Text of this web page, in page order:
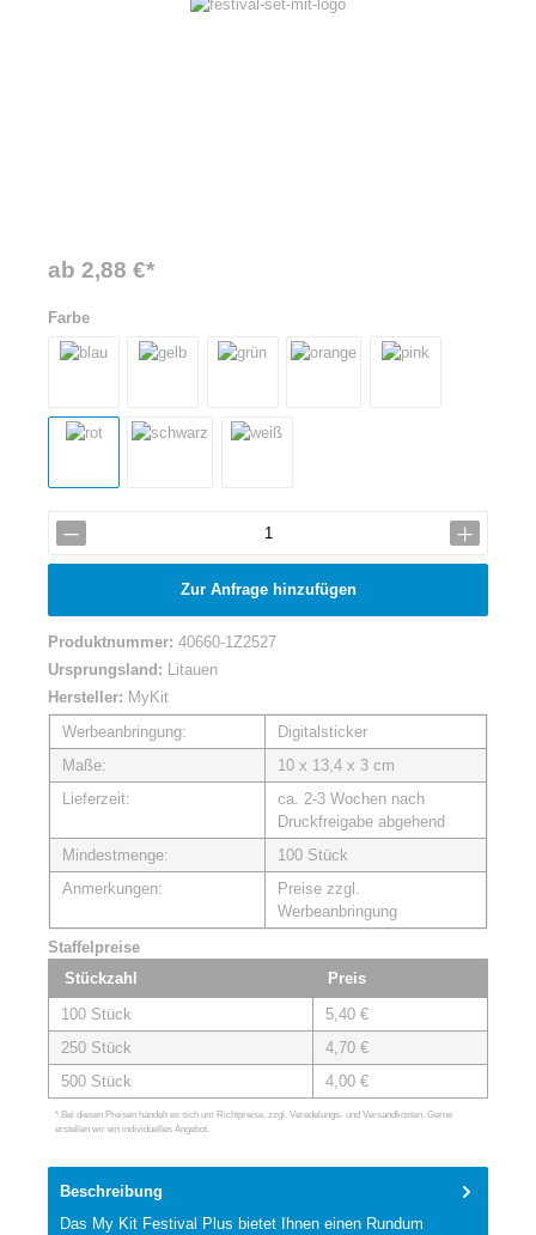
ab 2,88 €*
Farbe
Zur Anfrage hinzufügen
Produktnummer: 40660-1Z2527
Ursprungsland: Litauen
Hersteller: MyKit
Werbeanbringung:
Digitalsticker
Maße:
10 x 13,4 x 3 cm
Lieferzeit:
ca. 2-3 Wochen nach
Druckfreigabe abgehend
Mindestmenge:
100 Stück
Anmerkungen:
Preise zzgl.
Werbeanbringung
Staffelpreise
Stückzahl
Preis
100 Stück
5,40 €
250 Stück
4,70 €
500 Stück
4,00 €
* Bei diesen Preisen handelt es sich um Richtpreise, zzgl. Veredelungs- und Versandkosten. Gerne
erstellen wir ein individuelles Angebot.
Beschreibung
Das My Kit Festival Plus bietet Ihnen einen Rundum